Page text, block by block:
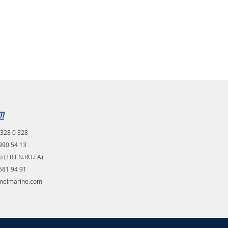
0 328
54 13
(TR.EN.RU.FA)
94 91